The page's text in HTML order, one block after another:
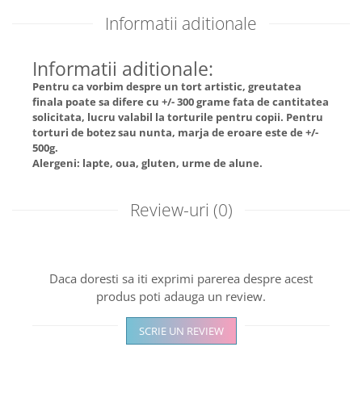
Informatii aditionale
Informatii aditionale:
Pentru ca vorbim despre un tort artistic, greutatea
finala poate sa difere cu +/- 300 grame fata de cantitatea
solicitata, lucru valabil la torturile pentru copii. Pentru
torturi de botez sau nunta, marja de eroare este de +/-
500g.
Alergeni: lapte, oua, gluten, urme de alune.
Review-uri (0)
Daca doresti sa iti exprimi parerea despre acest
produs poti adauga un review.
SCRIE UN REVIEW